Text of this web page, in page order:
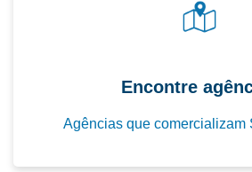
Encontre
Agências que comercializam